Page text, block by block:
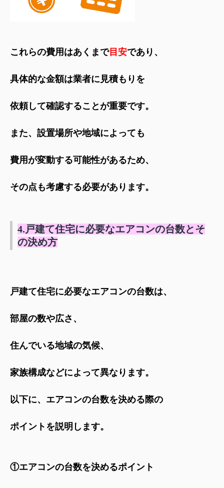
これらの費用はあくまで目安であり、
具体的な金額は業者に見積もりを
依頼して確認することが重要です。
また、設置場所や地域によっても
費用が変動する可能性があるため、
その点も考慮する必要があります。
4.戸建て住宅に必要なエアコンの台数とそ
の決め方
戸建て住宅に必要なエアコンの台数は、
部屋の数や広さ、
住んでいる地域の気候、
家族構成などによって異なります。
以下に、エアコンの台数を決める際の
ポイントを説明します。
①エアコンの台数を決めるポイント